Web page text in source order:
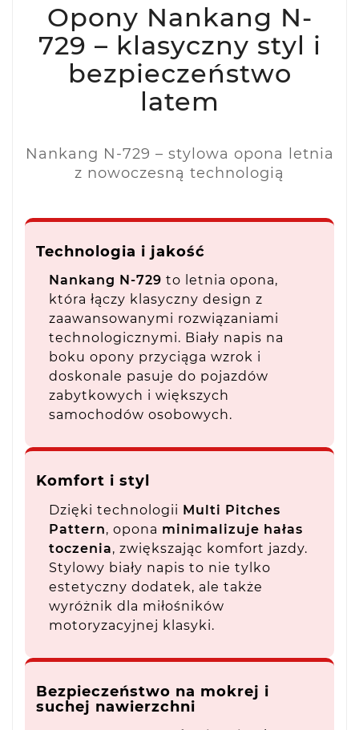
Opony Nankang N-
729 – klasyczny styl i
bezpieczeństwo
latem
Nankang N-729 – stylowa opona letnia
z nowoczesną technologią
Technologia i jakość
Nankang N-729 to letnia opona,
która łączy klasyczny design z
zaawansowanymi rozwiązaniami
technologicznymi. Biały napis na
boku opony przyciąga wzrok i
doskonale pasuje do pojazdów
zabytkowych i większych
samochodów osobowych.
Komfort i styl
Dzięki technologii Multi Pitches
Pattern, opona minimalizuje hałas
toczenia, zwiększając komfort jazdy.
Stylowy biały napis to nie tylko
estetyczny dodatek, ale także
wyróżnik dla miłośników
motoryzacyjnej klasyki.
Bezpieczeństwo na mokrej i
suchej nawierzchni